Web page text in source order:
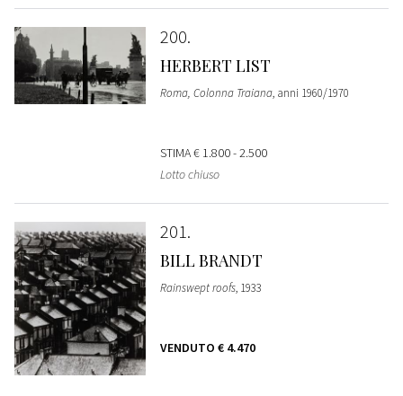
200
HERBERT LIST
Roma, Colonna Traiana, anni 1960/1970
STIMA€ 1.800 - 2.500
Lotto chiuso
201
BILL BRANDT
Rainswept roofs, 1933
VENDUTO € 4.470